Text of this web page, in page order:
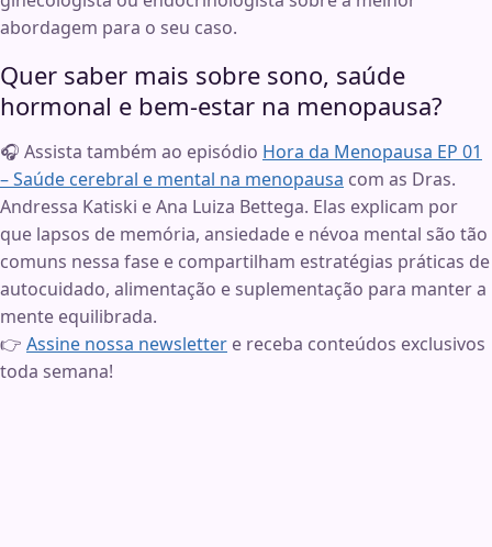
abordagem para o seu caso.
Quer saber mais sobre sono, saúde
hormonal e bem-estar na menopausa?
🎧 Assista também ao episódio Hora da Menopausa EP 01
– Saúde cerebral e mental na menopausa com as Dras.
Andressa Katiski e Ana Luiza Bettega. Elas explicam por
que lapsos de memória, ansiedade e névoa mental são tão
comuns nessa fase e compartilham estratégias práticas de
autocuidado, alimentação e suplementação para manter a
mente equilibrada.
👉 Assine nossa newsletter e receba conteúdos exclusivos
toda semana!